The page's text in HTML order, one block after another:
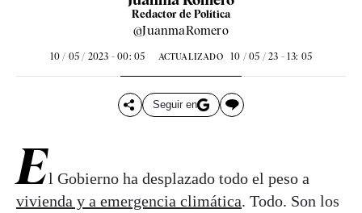
Redactor de Política
@JuanmaRomero
10 / 05 / 2023 - 00: 05 ACTUALIZADO 10 / 05 / 23 - 13: 05
Seguir en
El Gobierno ha desplazado todo el peso a
vivienda y a emergencia climática. Todo. Son los